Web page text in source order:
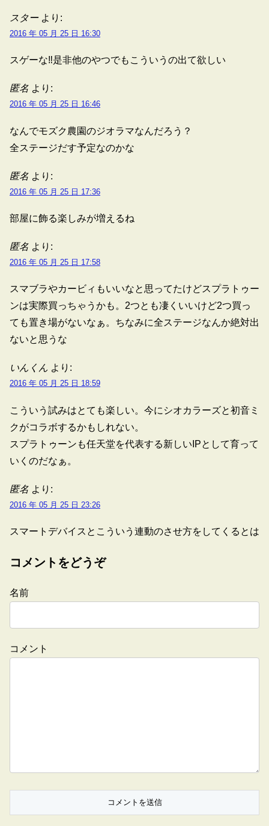
スター より:
2016 年 05 月 25 日 16:30
スゲーな‼︎是非他のやつでもこういうの出て欲しい
匿名 より:
2016 年 05 月 25 日 16:46
なんでモズク農園のジオラマなんだろう？
全ステージだす予定なのかな
匿名 より:
2016 年 05 月 25 日 17:36
部屋に飾る楽しみが増えるね
匿名 より:
2016 年 05 月 25 日 17:58
スマブラやカービィもいいなと思ってたけどスプラトゥー
ンは実際買っちゃうかも。2つとも凄くいいけど2つ買っ
ても置き場がないなぁ。ちなみに全ステージなんか絶対出
ないと思うな
いんくん より:
2016 年 05 月 25 日 18:59
こういう試みはとても楽しい。今にシオカラーズと初音ミ
クがコラボするかもしれない。
スプラトゥーンも任天堂を代表する新しいIPとして育って
いくのだなぁ。
匿名 より:
2016 年 05 月 25 日 23:26
スマートデバイスとこういう連動のさせ方をしてくるとは
コメントをどうぞ
名前
コメント